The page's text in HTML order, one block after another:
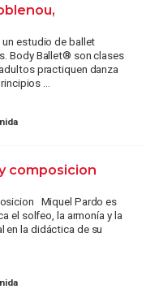
un estudio de ballet
Body Ballet® son clases
practiquen danza
...
composicion
Miquel Pardo es
el solfeo, la armonía y la
en la didáctica de su